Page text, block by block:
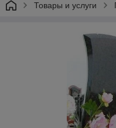
Товары и услуги